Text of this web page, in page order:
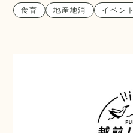
てご紹介します。
食育 地産地消 イベント